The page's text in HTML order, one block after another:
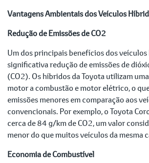
Vantagens Ambientais dos Veículos
Redução de Emissões de CO2
Um dos principais benefícios dos veículos
significativa redução de emissões de
(CO2). Os híbridos da Toyota utilizam
motor a combustão e motor elétrico, o
emissões menores em comparação aos
convencionais. Por exemplo, o Toyota
cerca de 84 g/km de CO2, um valor
menor do que muitos veículos da mesma
Economia de Combustível